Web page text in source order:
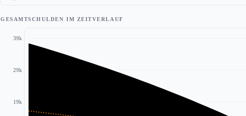
GESAMTSCHULDEN IM ZEITVERLAUF
39k
29k
19k